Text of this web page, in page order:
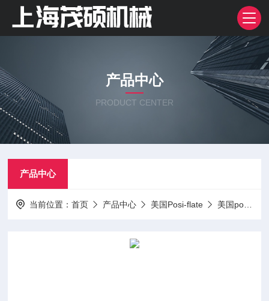
产品中心
PRODUCT CENTER
产品中心
当前位置：首页 产品中心 美国Posi-flate 美国posi-flate蝶阀